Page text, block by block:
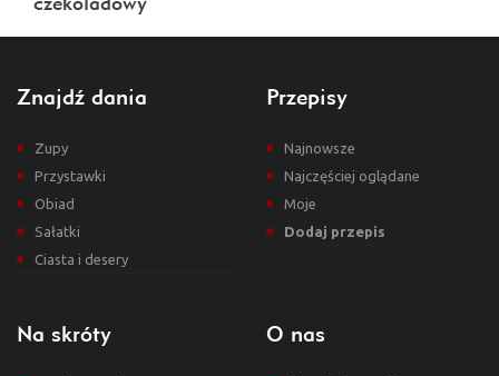
Znajdź dania
Zupy
Przystawki
Obiad
Sałatki
Ciasta i desery
Przepisy
Najnowsze
Najczęściej oglądane
Moje
Dodaj przepis
Na skróty O nas